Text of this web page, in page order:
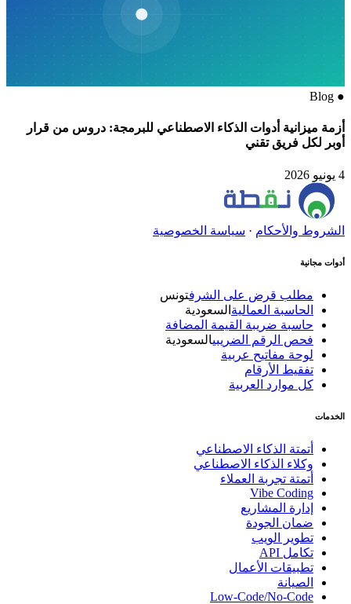
●
Blog
أزمة ميزانية أدوات الذكاء الاصطناعي للبرمجة: دروس من قرار
أوبر لكل فريق تقني
الشروط والأحكام· سياسة الخصوصية
أدوات مجانية
مطلب قرض على الشرف تونس
الحاسبة العماليةالسعودية
حاسبة ضريبة القيمة المضافة
فحص الرقم الضريبيالسعودية
لوحة مفاتيح عربية
تفقيط الأرقام
كل موارد العربية
الخدمات
أتمتة الذكاء الاصطناعي
وكلاء الذكاء الاصطناعي
أتمتة تجربة العملاء
Vibe Coding
إدارة المشاريع
ضمان الجودة
تطوير الويب
تكامل API
تطبيقات الأعمال
الصيانة
Low-Code/No-Code